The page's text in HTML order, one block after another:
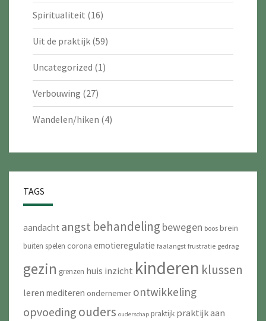
Spiritualiteit (16)
Uit de praktijk (59)
Uncategorized (1)
Verbouwing (27)
Wandelen/hiken (4)
TAGS
aandacht angst behandeling bewegen boos brein
buiten spelen corona emotieregulatie faalangst frustratie gedrag
gezin grenzen huis inzicht kinderen klussen
leren mediteren ondernemer ontwikkeling
opvoeding ouders ouderschap praktijk praktijk aan